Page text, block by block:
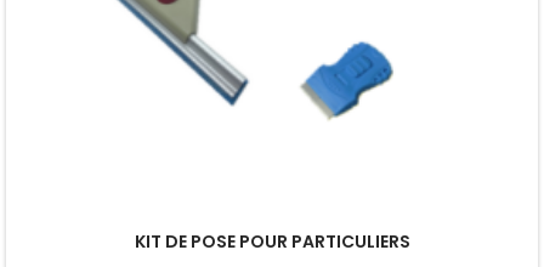
KIT DE POSE POUR PARTICULIERS